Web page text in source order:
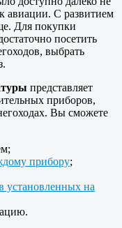
авиации. С развитием
Для покупки
посетить
выбрать
представляет
приборов,
Вы сможете
прибору;
установленных на